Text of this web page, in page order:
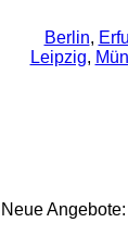
Berlin,
Leipzig,
Neue Angebote: